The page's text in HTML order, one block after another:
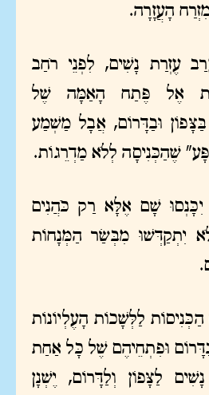
הָעֲזָרָה.
עֶזְרַת נָשִׁים, לִפְנֵי רֹחַב
אֶל פֶּתַח הָאַמָּה שֶׁל
וּבַדָּרוֹם, אֲבָל מַשְׁמַע
שֶׁהַכְּנִיסָה לְלֹא מַדְרֵגוֹת.
שָׁם אֶלָּא רַק כֹּהֲנִים
יִתְקַדְּשׁוּ מִבְּשַׂר הַמְּנָחוֹת
לַלְּשָׁכוֹת הָעֶלְיוֹנוֹת
וּפִתְחֵיהֶם שֶׁל כָּל אַחַת
לַצָּפוֹן וְלַדָּרוֹם, יֶשְׁנָן